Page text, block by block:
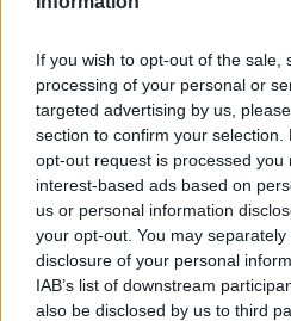
If you wish to opt-out of the sale,
processing of your personal or
targeted advertising by us,
section to confirm your
opt-out request is processed you
interest-based ads based on
us or personal information
your opt-out. You may
disclosure of your personal
IAB’s list of downstream
also be disclosed by us to third
FTSE4Good
Alpha Bank: Για πρώτη φορά το
πύλες του σε όλους
ΠΕΡΙΣΣΌΤΕΡΑ ΣΕ